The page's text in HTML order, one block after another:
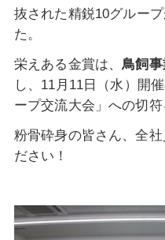
抜された精鋭10グルー
た。
栄えある金賞は、 鳥飼
し、11月11日（水）開
ープ交流大会」への切符
粉骨砕身の皆さん、全
ださい！